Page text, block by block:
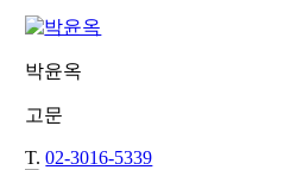
박윤옥
고문
T.02-3016-5339